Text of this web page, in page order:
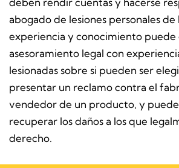
abogado de lesiones personales de
experiencia y conocimiento
asesoramiento legal con
lesionadas sobre si pueden ser
presentar un reclamo contra el
vendedor de un producto, y
recuperar los daños a los que
derecho.